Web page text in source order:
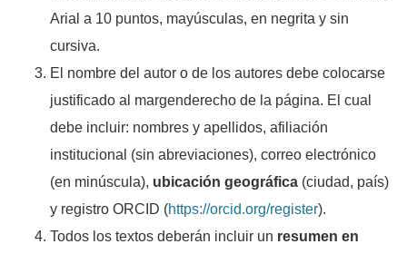
Arial a 10 puntos, mayúsculas, en negrita y sin
cursiva.
El nombre del autor o de los autores debe colocarse
justificado al margenderecho de la página. El cual
debe incluir: nombres y apellidos, afiliación
institucional (sin abreviaciones), correo electrónico
(en minúscula), ubicación geográfica (ciudad, país)
y registro ORCID (https://orcid.org/register).
Todos los textos deberán incluir un resumen en